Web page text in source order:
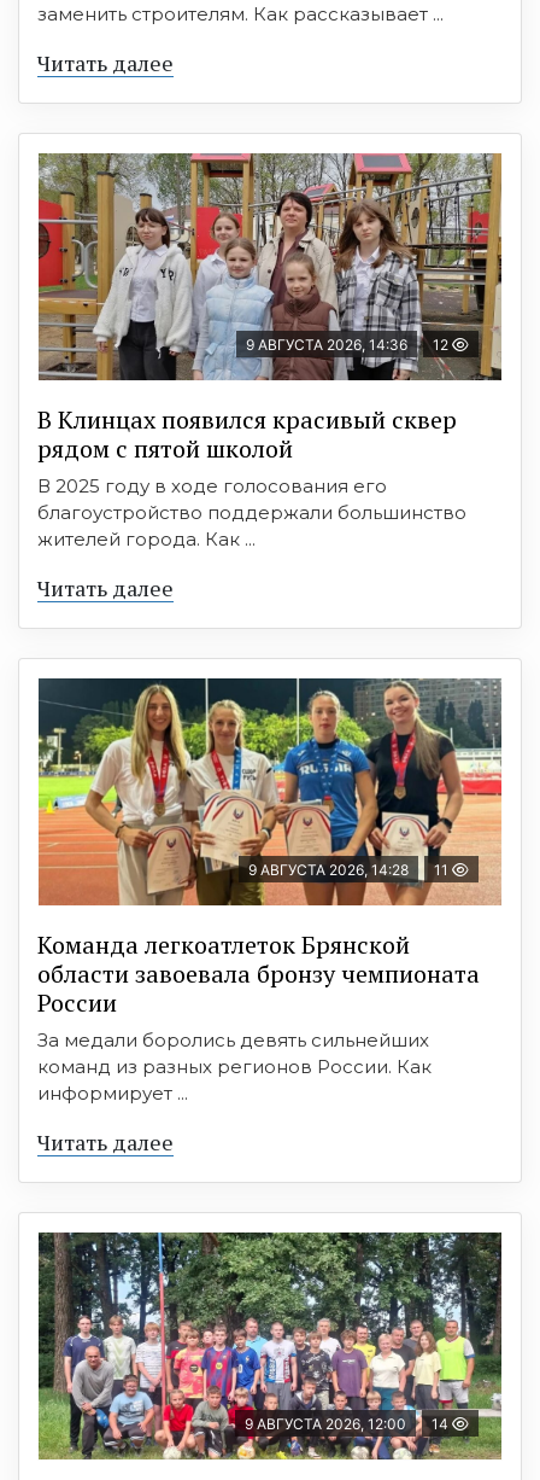
заменить строителям. Как рассказывает ...
Читать далее
9 АВГУСТА 2026, 14:36 12
В Клинцах появился красивый сквер
рядом с пятой школой
В 2025 году в ходе голосования его
благоустройство поддержали большинство
жителей города. Как ...
Читать далее
9 АВГУСТА 2026, 14:28 11
Команда легкоатлеток Брянской
области завоевала бронзу чемпионата
России
За медали боролись девять сильнейших
команд из разных регионов России. Как
информирует ...
Читать далее
9 АВГУСТА 2026, 12:00 14